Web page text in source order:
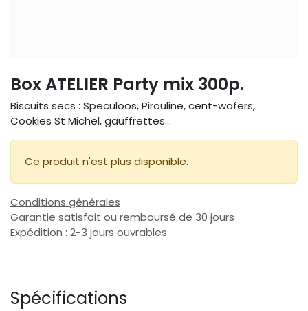
Box ATELIER Party mix 300p.
Biscuits secs : Speculoos, Pirouline, cent-wafers,
Cookies St Michel, gauffrettes...
Ce produit n'est plus disponible.
Conditions générales
Garantie satisfait ou remboursé de 30 jours
Expédition : 2-3 jours ouvrables
Spécifications